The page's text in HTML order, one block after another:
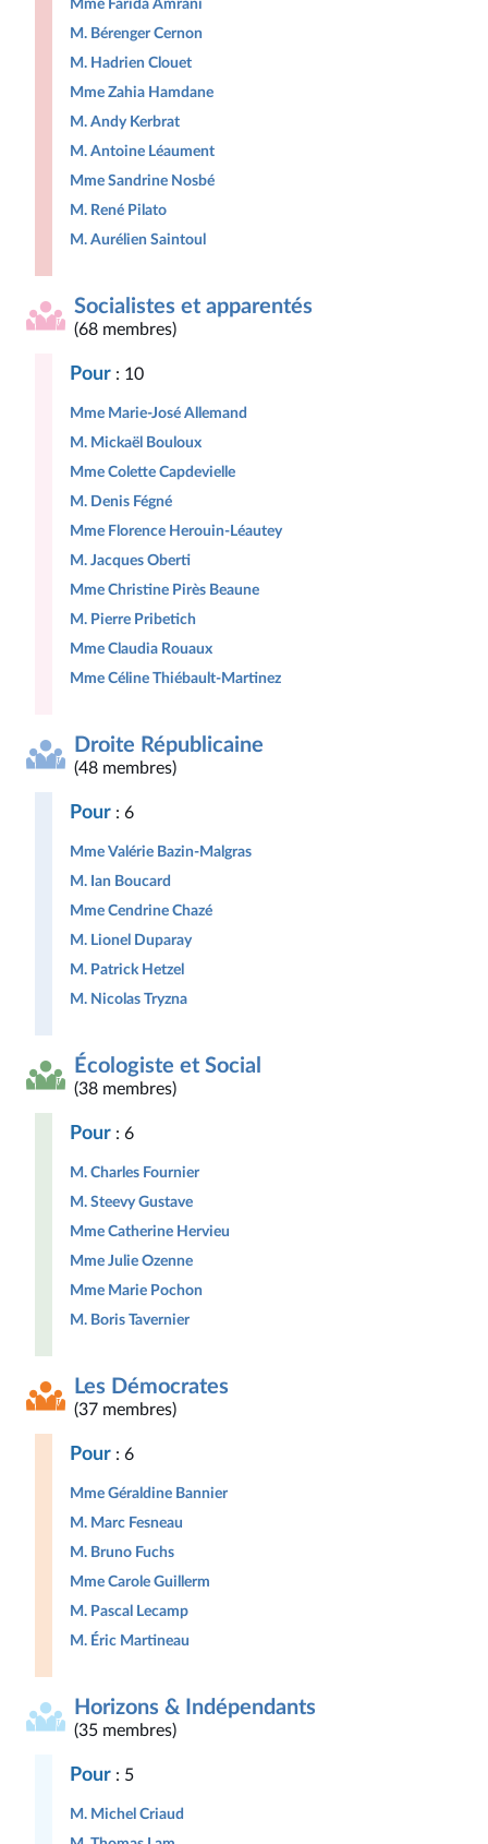
Mme Farida Amrani
M. Bérenger Cernon
M. Hadrien Clouet
Mme Zahia Hamdane
M. Andy Kerbrat
M. Antoine Léaument
Mme Sandrine Nosbé
M. René Pilato
M. Aurélien Saintoul
Socialistes et apparentés
(68 membres)
Pour : 10
Mme Marie-José Allemand
M. Mickaël Bouloux
Mme Colette Capdevielle
M. Denis Fégné
Mme Florence Herouin-Léautey
M. Jacques Oberti
Mme Christine Pirès Beaune
M. Pierre Pribetich
Mme Claudia Rouaux
Mme Céline Thiébault-Martinez
Droite Républicaine
(48 membres)
Pour : 6
Mme Valérie Bazin-Malgras
M. Ian Boucard
Mme Cendrine Chazé
M. Lionel Duparay
M. Patrick Hetzel
M. Nicolas Tryzna
Écologiste et Social
(38 membres)
Pour : 6
M. Charles Fournier
M. Steevy Gustave
Mme Catherine Hervieu
Mme Julie Ozenne
Mme Marie Pochon
M. Boris Tavernier
Les Démocrates
(37 membres)
Pour : 6
Mme Géraldine Bannier
M. Marc Fesneau
M. Bruno Fuchs
Mme Carole Guillerm
M. Pascal Lecamp
M. Éric Martineau
Horizons & Indépendants
(35 membres)
Pour : 5
M. Michel Criaud